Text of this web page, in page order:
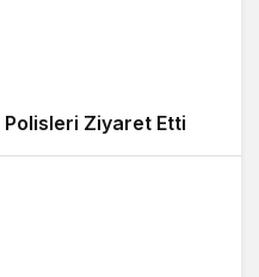
Polisleri Ziyaret Etti